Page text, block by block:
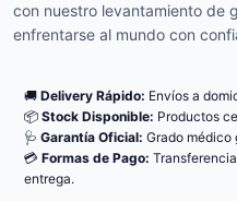
con nuestro levantamiento de
enfrentarse al mundo con
🚚 Delivery Rápido: Envíos a
📦 Stock Disponible: Productos
🩺 Garantía Oficial: Grado médico
💳 Formas de Pago:
entrega.